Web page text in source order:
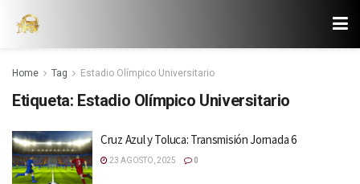
Home Tag Estadio Olímpico Universitario
Etiqueta: Estadio Olímpico Universitario
Cruz Azul y Toluca: Transmisión Jornada 6
23 AGOSTO, 2025 0